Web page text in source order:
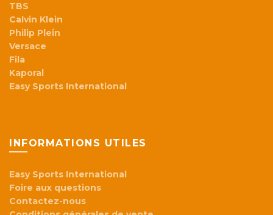
TBS
Calvin Klein
Philip Plein
Versace
Fila
Kaporal
Easy Sports International
INFORMATIONS UTILES
Easy Sports International
Foire aux questions
Contactez-nous